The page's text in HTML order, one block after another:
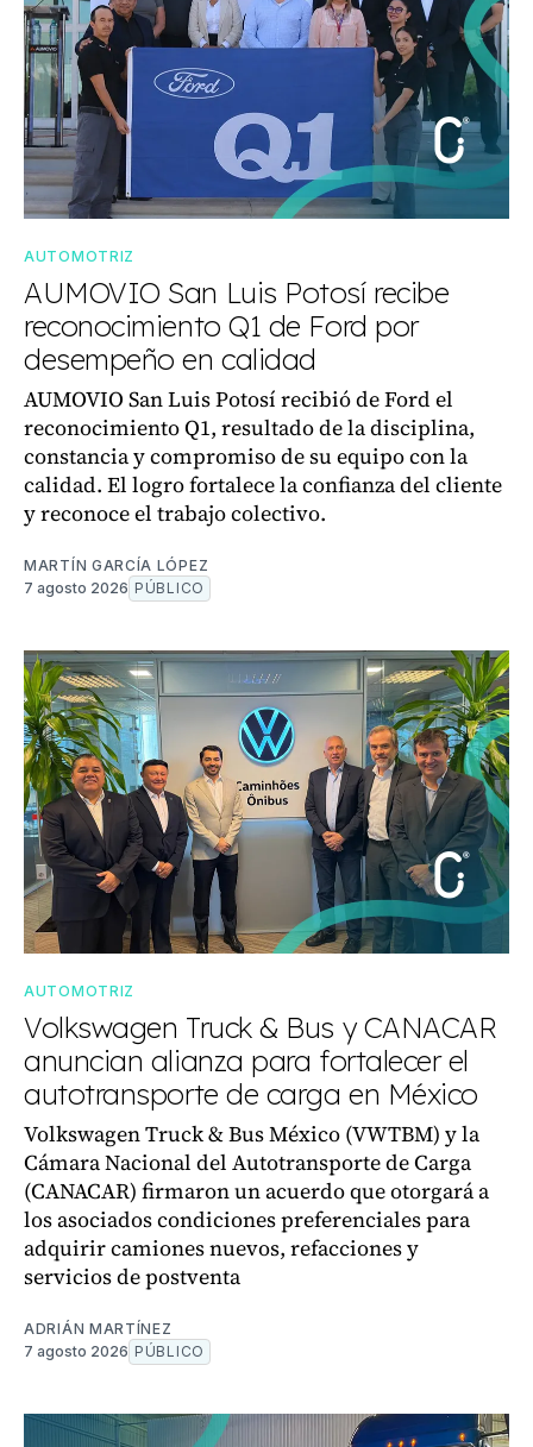
AUTOMOTRIZ
AUMOVIO San Luis Potosí recibe
reconocimiento Q1 de Ford por
desempeño en calidad
AUMOVIO San Luis Potosí recibió de Ford el
reconocimiento Q1, resultado de la disciplina,
constancia y compromiso de su equipo con la
calidad. El logro fortalece la confianza del cliente
y reconoce el trabajo colectivo.
MARTÍN GARCÍA LÓPEZ
7 agosto 2026 PÚBLICO
AUTOMOTRIZ
Volkswagen Truck & Bus y CANACAR
anuncian alianza para fortalecer el
autotransporte de carga en México
Volkswagen Truck & Bus México (VWTBM) y la
Cámara Nacional del Autotransporte de Carga
(CANACAR) firmaron un acuerdo que otorgará a
los asociados condiciones preferenciales para
adquirir camiones nuevos, refacciones y
servicios de postventa
ADRIÁN MARTÍNEZ
7 agosto 2026 PÚBLICO